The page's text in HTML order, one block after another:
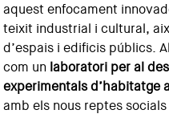
aquest enfocament
teixit industrial i cultural,
d’espais i edificis públics.
com un laboratori per al
experimentals d’habitatge
amb els nous reptes